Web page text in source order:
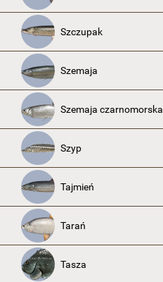
Szczupak
Szemaja
Szemaja czarnomorska
Szyp
Tajmień
Tarań
Tasza